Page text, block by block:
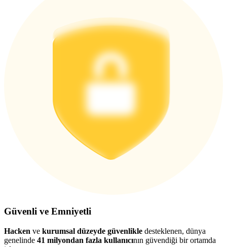
Güvenli ve Emniyetli
Hacken ve kurumsal düzeyde güvenlikle desteklenen, dünya
genelinde 41 milyondan fazla kullanıcının güvendiği bir ortamda